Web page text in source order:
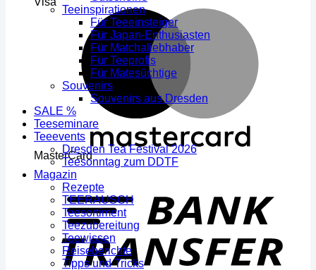
MasterCard
Teeinspirationen
Für Teeeinsteiger
Für Japan-Enthusiasten
Für Matchaliebhaber
Für Teeprofis
Für Matesüchtige
Souvenirs
Souvenirs aus Dresden
SALE %
Teeseminare
Teeevents
Dresden Tea Festival 2026
Teesonntag zum DDTF
Magazin
Rezepte
TEERAUSCH
Teesortiment
Teezubereitung
Teewissen
Reiseberichte
Tipps und Tricks